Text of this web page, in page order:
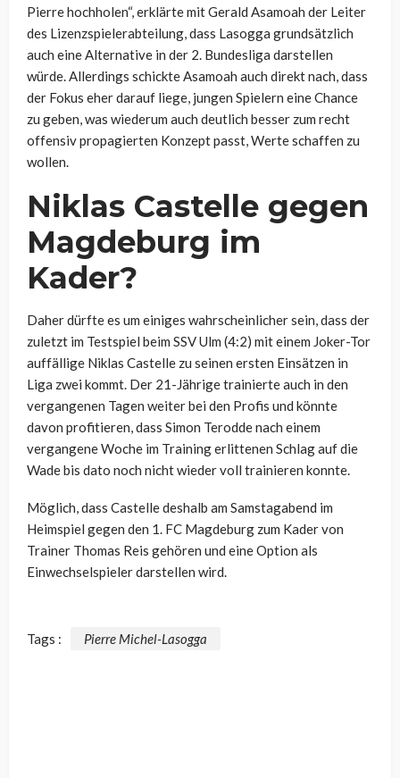
Pierre hochholen“, erklärte mit Gerald Asamoah der Leiter
des Lizenzspielerabteilung, dass Lasogga grundsätzlich
auch eine Alternative in der 2. Bundesliga darstellen
würde. Allerdings schickte Asamoah auch direkt nach, dass
der Fokus eher darauf liege, jungen Spielern eine Chance
zu geben, was wiederum auch deutlich besser zum recht
offensiv propagierten Konzept passt, Werte schaffen zu
wollen.
Niklas Castelle gegen
Magdeburg im
Kader?
Daher dürfte es um einiges wahrscheinlicher sein, dass der
zuletzt im Testspiel beim SSV Ulm (4:2) mit einem Joker-Tor
auffällige Niklas Castelle zu seinen ersten Einsätzen in
Liga zwei kommt. Der 21-Jährige trainierte auch in den
vergangenen Tagen weiter bei den Profis und könnte
davon profitieren, dass Simon Terodde nach einem
vergangene Woche im Training erlittenen Schlag auf die
Wade bis dato noch nicht wieder voll trainieren konnte.
Möglich, dass Castelle deshalb am Samstagabend im
Heimspiel gegen den 1. FC Magdeburg zum Kader von
Trainer Thomas Reis gehören und eine Option als
Einwechselspieler darstellen wird.
Tags : Pierre Michel-Lasogga